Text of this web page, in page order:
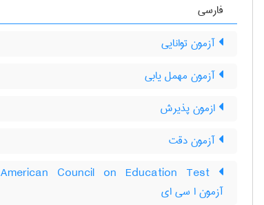
فارسی
آزمون توانایی
آزمون مهمل یابی
ازمون پذیرش
آزمون دقت
‎American Council on Education Test
آزمون ا سی ای